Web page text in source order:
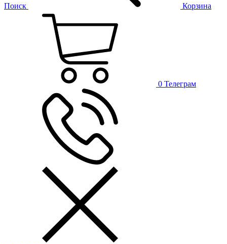
Поиск Корзина
0 Телеграм